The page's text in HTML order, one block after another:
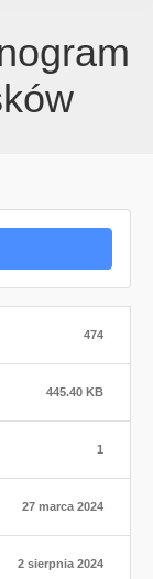
474
445.40 KB
1
27 marca 2024
2 sierpnia 2024